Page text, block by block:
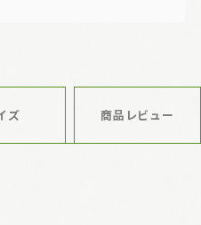
ズ 商品レビュー